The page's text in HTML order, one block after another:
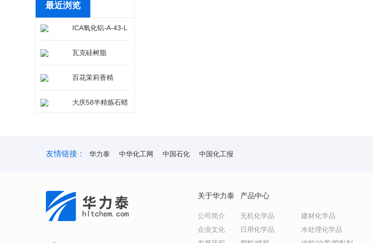
最近浏览
ICA氧化铝-A-43-L
瓦克硅树脂
百花茉莉香精
大庆58半精炼石蜡
友情链接： 华力泰 中华化工网 中国石化 中国化工报
关于华力泰
公司简介
企业文化
产品中心
无机化学品
建材化学品
日用化学品
水处理化学品